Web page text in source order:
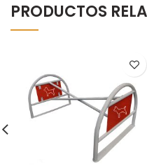
PRODUCTOS